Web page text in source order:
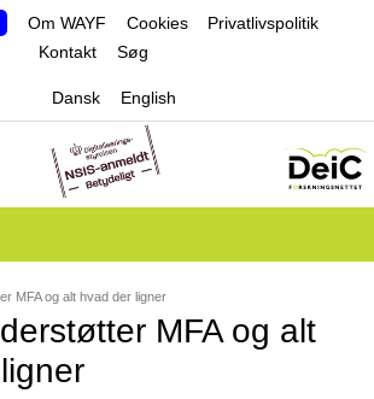
Jump to navigation
Om WAYF Cookies
Privatlivspolitik
Kontakt
Søg
Dansk English
MFA og alt hvad der ligner
MFA og alt